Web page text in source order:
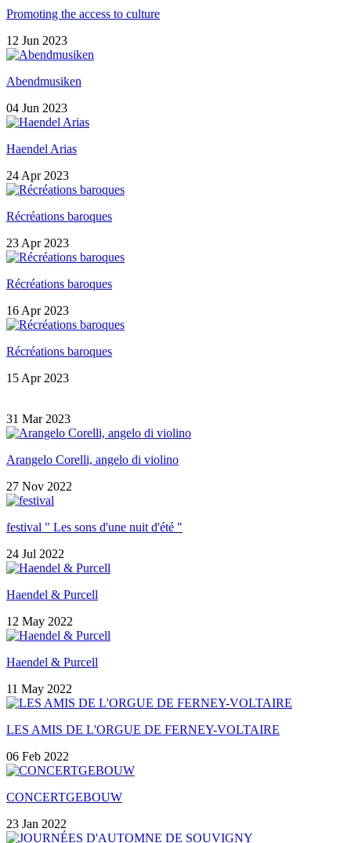
Promoting the access to culture
12 Jun 2023
Abendmusiken
04 Jun 2023
Haendel Arias
24 Apr 2023
Récréations baroques
23 Apr 2023
Récréations baroques
16 Apr 2023
Récréations baroques
15 Apr 2023
31 Mar 2023
Arangelo Corelli, angelo di violino
27 Nov 2022
festival " Les sons d'une nuit d'été "
24 Jul 2022
Haendel & Purcell
12 May 2022
Haendel & Purcell
11 May 2022
LES AMIS DE L'ORGUE DE FERNEY-VOLTAIRE
06 Feb 2022
CONCERTGEBOUW
23 Jan 2022